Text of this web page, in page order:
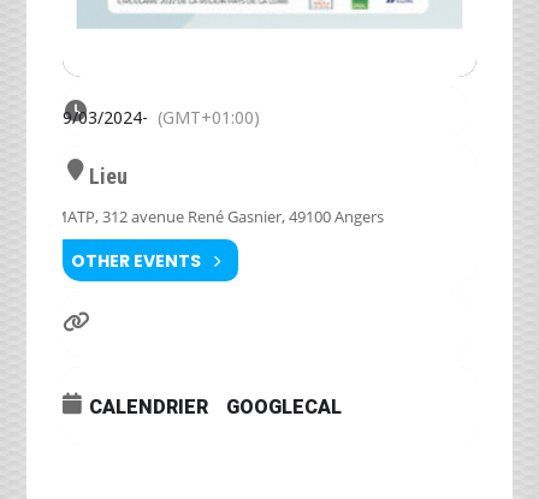
29/03/2024- (GMT+01:00)
Lieu
MATP, 312 avenue René Gasnier, 49100 Angers
OTHER EVENTS
CALENDRIER GOOGLECAL